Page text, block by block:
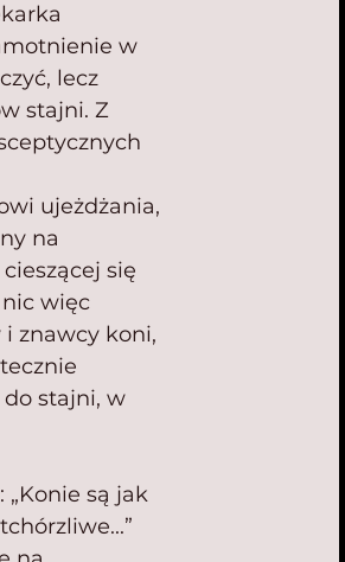
w
lecz
stajni. Z
ujeżdżania,
na
się
nic więc
znawcy koni,
stajni, w
są jak